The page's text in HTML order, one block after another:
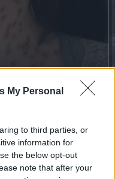
My Personal
to third parties, or
information for
the below opt-out
note that after your
Or Armpit? It's The